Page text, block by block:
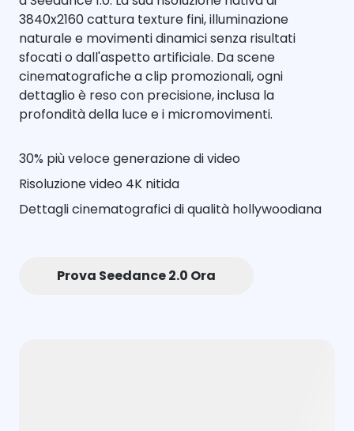
3840x2160 cattura texture fini, illuminazione
naturale e movimenti dinamici senza risultati
sfocati o dall'aspetto artificiale. Da scene
cinematografiche a clip promozionali, ogni
dettaglio è reso con precisione, inclusa la
profondità della luce e i micromovimenti.
30% più veloce generazione di video
Risoluzione video 4K nitida
Dettagli cinematografici di qualità hollywoodiana
Prova Seedance 2.0 Ora